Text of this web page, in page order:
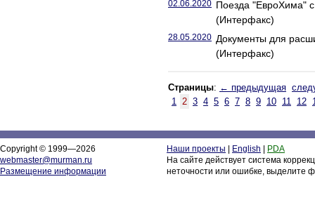
02.06.2020 Поезда "ЕвроХима"
(Интерфакс)
28.05.2020 Документы для
(Интерфакс)
Страницы: ← предыдущая
1 2 3 4 5 6 7 8 9 10 11 12
Copyright © 1999—2026
webmaster@murman.ru
Размещение информации
Наши проекты English
PDA
На сайте действует система
неточности или ошибке, выделите